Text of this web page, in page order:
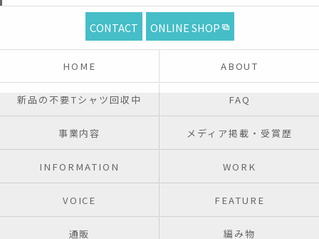
CONTACT ONLINE SHOP
HOME ABOUT
新品の不要Tシャツ回収中 FAQ
事業内容 メディア掲載・受賞歴
INFORMATION WORK
VOICE FEATURE
通販 編み物